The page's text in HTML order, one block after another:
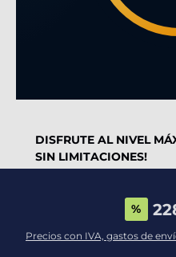
DISFRUTE AL NIVEL
SIN LIMITACIONES!
Con una caja de
un eficiente tarjeta
y con el
Ryzen 9 9900X 12x
%
Precios con IVA, gastos de